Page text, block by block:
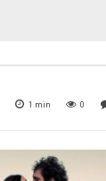
1 min 0